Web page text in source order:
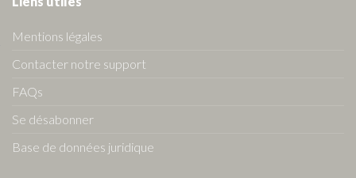
Mentions légales
Contacter notre support
FAQs
Se désabonner
Base de données juridique